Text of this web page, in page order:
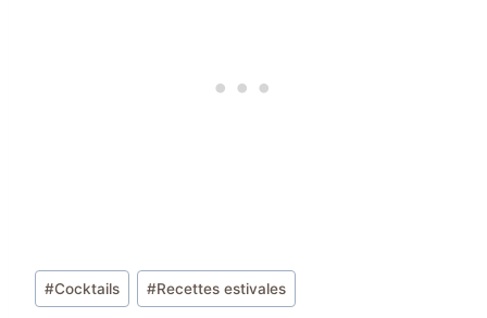
Étiquettes
de
#Cocktails #Recettes estivales